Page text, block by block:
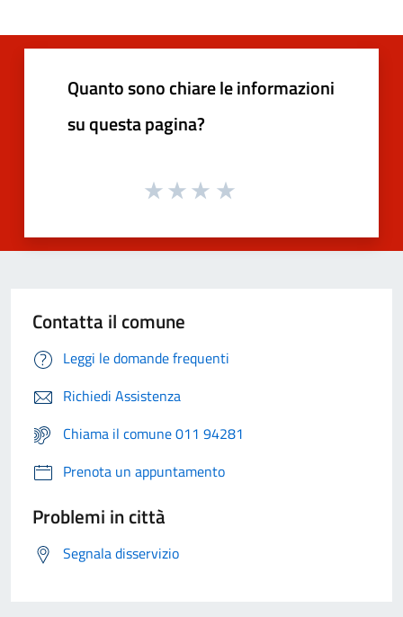
Quanto sono chiare le informazioni
su questa pagina?
Contatta il comune
Leggi le domande frequenti
Richiedi Assistenza
Chiama il comune 011 94281
Prenota un appuntamento
Problemi in città
Segnala disservizio